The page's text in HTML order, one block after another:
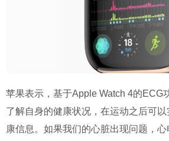
苹果表示，基于Apple Watch 4的ECG
了解自身的健康状况，在运动之后可
康信息。如果我们的心脏出现问题，